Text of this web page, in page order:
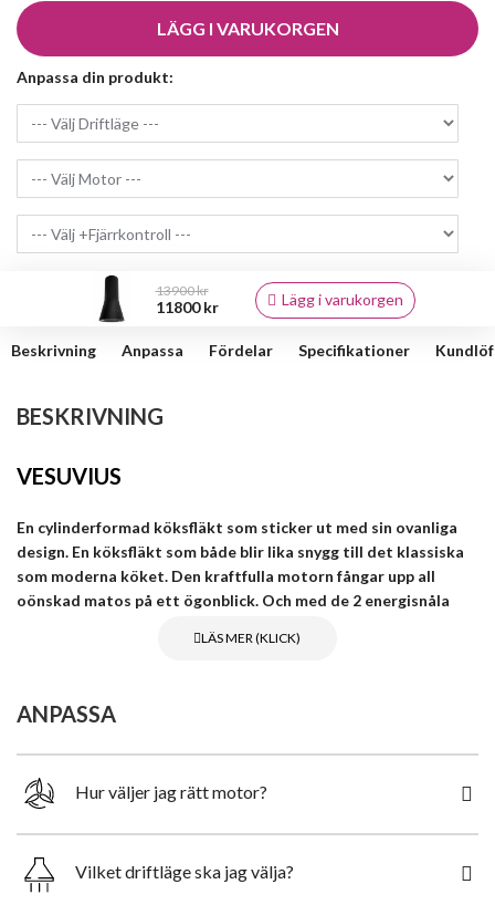
Anpassa din produkt:
LÄGG I VARUKORGEN
13900 kr
11800 kr Lägg i varukorgen
Beskrivning Anpassa Fördelar Specifikationer
BESKRIVNING
VESUVIUS
En cylinderformad köksfläkt som sticker ut med sin ovanliga
design. En köksfläkt som både blir lika snygg till det klassiska
som moderna köket. Den kraftfulla motorn fångar upp all
oönskad matos på ett ögonblick. Och med de 2 energisnåla
Köksfläkten är tillverkad av noggrant utvalt stål som har
pålitliga tekniken gör denna enhet till en fantastisk och
På köksfläktens underdel sitter ett fettfilter där alla ångorna
praktiskt komplement till övriga köksbelysningen.
ANPASSA
Hur väljer jag rätt motor?
Vilket driftläge ska jag välja?